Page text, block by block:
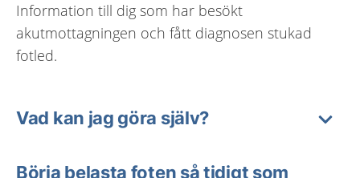
Information till dig som har besökt
akutmottagningen och fått diagnosen stukad
fotled.
Vad kan jag göra själv?
Börja belasta foten så tidigt som